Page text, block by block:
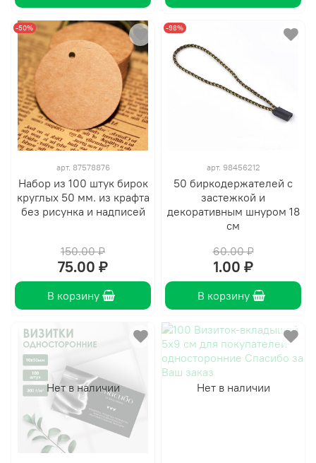
-50%
арт. 87578876
Набор из 100 штук бирок
круглых 50 мм. из крафта
без рисунка и надписей
150.00 ₽
75.00 ₽
В корзину
-98%
арт. 98456212
50 биркодержателей с
застежкой и
декоративным шнуром 18
см
60.00 ₽
1.00 ₽
В корзину
Нет в наличии Нет в наличии